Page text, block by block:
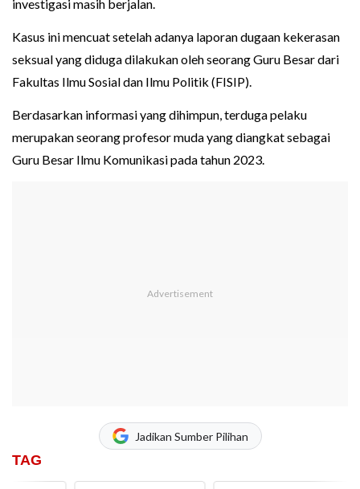
investigasi masih berjalan.
Kasus ini mencuat setelah adanya laporan dugaan kekerasan
seksual yang diduga dilakukan oleh seorang Guru Besar dari
Fakultas Ilmu Sosial dan Ilmu Politik (FISIP).
Berdasarkan informasi yang dihimpun, terduga pelaku
merupakan seorang profesor muda yang diangkat sebagai
Guru Besar Ilmu Komunikasi pada tahun 2023.
Jadikan Sumber Pilihan
TAG